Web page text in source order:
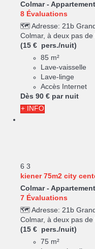
Colmar - Appartement
8 Évaluations
🗺️ Adresse: 21b
Colmar, à deux pas
(15 € pers./nuit)
85 m²
Lave-vaisselle
Lave-linge
Accès Internet
Dès 90 € par nuit
+ INFO
6 3
kiener 75m2 city
Colmar - Appartement
7 Évaluations
🗺️ Adresse: 21b
Colmar, à deux pas
(15 € pers./nuit)
75 m²